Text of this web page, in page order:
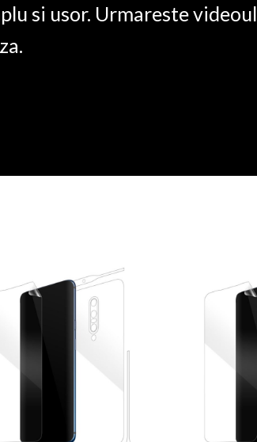
si usor. Urmareste videoul